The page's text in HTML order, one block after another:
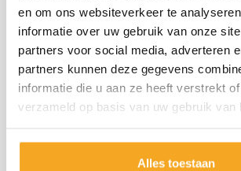
en om ons websiteverkeer te
informatie over uw gebruik van onze
partners voor social media, adverteren
partners kunnen deze gegevens
informatie die u aan ze heeft verstrekt
verzameld op basis van uw gebruik van
Alles toestaan
Recent afgeleverd
Wij zijn trots op onze geleverde
wanneer we deze mogen voorzien van
de wensen van onze klant compleet te